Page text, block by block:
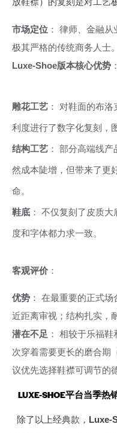
市场定位 ： 律师、金融
极其严格的传统商务人士。
Luxe-Shoe版本核心优势 ：
雕花工艺 ： 对鞋面的布
利度进行了数字化复刻，
结构工艺 ： 部分高端线
然成本陡增，但带来了更
命。
鞋底 ： 不仅复刻了皮质
度和字体都力求一致。
客观评价 ：
优势 ： 在最重要的正式
近距离审视；结构扎实，
潜在不足 ： 相较于乐福
次穿着需要更长的磨合期
议优先选择鞋襟可调节的
LUXE-SHOE平台当季热
除了以上经典款， Luxe-